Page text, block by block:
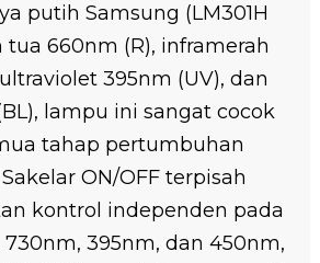
putih Samsung (LM301H
tua 660nm (R), inframerah
395nm (UV), dan
lampu ini sangat cocok
tahap pertumbuhan
ON/OFF terpisah
kontrol independen pada
395nm, dan 450nm,